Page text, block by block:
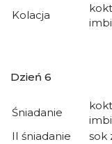
Kolacja
Dzień 6
Śniadanie
II śniadanie
sok